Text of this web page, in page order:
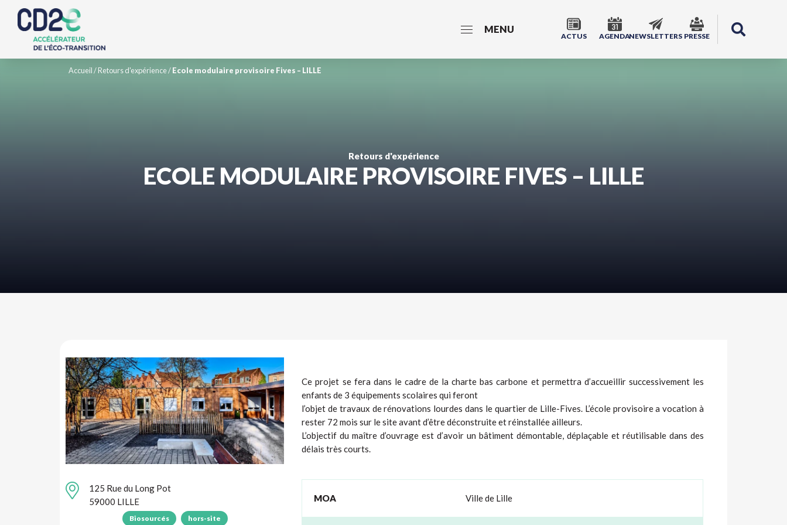
MENU
ACTUS AGENDANEWSLETTERS PRESSE
Accueil/Retours d'expérience/Ecole modulaire provisoire Fives – LILLE
Retours d'expérience
ECOLE MODULAIRE PROVISOIRE FIVES – LILLE
125 Rue du Long Pot
59000 LILLE
Biosourcés hors-site
Ce projet se fera dans le cadre de la charte bas carbone et permettra d’accueillir successivement les
enfants de 3 équipements scolaires qui feront
l’objet de travaux de rénovations lourdes dans le quartier de Lille-Fives. L’école provisoire a vocation à
rester 72 mois sur le site avant d’être déconstruite et réinstallée ailleurs.
L’objectif du maître d’ouvrage est d’avoir un bâtiment démontable, déplaçable et réutilisable dans des
délais très courts.
MOA Ville de Lille